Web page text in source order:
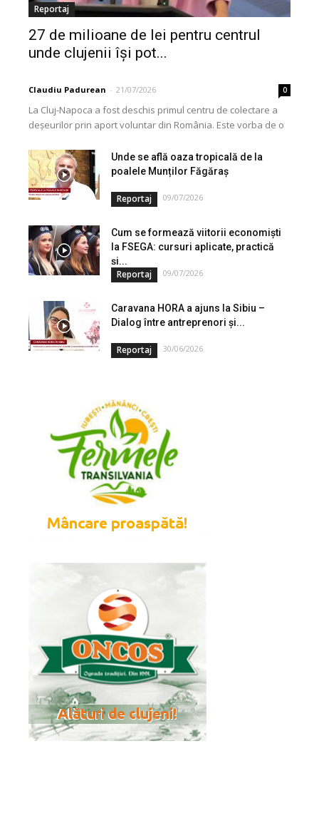
Reportaj
27 de milioane de lei pentru centrul
unde clujenii își pot...
Claudiu Padurean - 21/07/2026 0
La Cluj-Napoca a fost deschis primul centru de colectare a
deșeurilor prin aport voluntar din România. Este vorba de o
Unde se află oaza tropicală de la
poalele Munților Făgăraș
Reportaj 09/07/2026
Cum se formează viitorii economiști
la FSEGA: cursuri aplicate, practică
și...
Reportaj 09/07/2026
Caravana HORA a ajuns la Sibiu –
Dialog între antreprenori și...
Reportaj 30/06/2026